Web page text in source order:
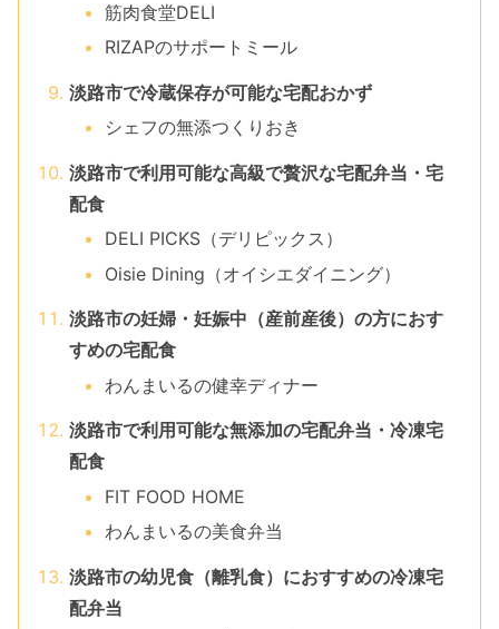
筋肉食堂DELI
RIZAPのサポートミール
淡路市で冷蔵保存が可能な宅配おかず
シェフの無添つくりおき
淡路市で利用可能な高級で贅沢な宅配弁当・宅
配食
DELI PICKS（デリピックス）
Oisie Dining（オイシエダイニング）
淡路市の妊婦・妊娠中（産前産後）の方におす
すめの宅配食
わんまいるの健幸ディナー
淡路市で利用可能な無添加の宅配弁当・冷凍宅
配食
FIT FOOD HOME
わんまいるの美食弁当
淡路市の幼児食（離乳食）におすすめの冷凍宅
配弁当